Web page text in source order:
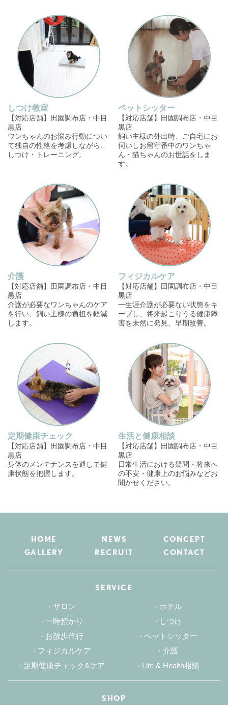
しつけ教室
【対応店舗】田園調布店・中目
黒店
ワンちゃんのお悩み行動につい
て独自の性格を考慮しながら、
しつけ・トレーニング。
ペットシッター
【対応店舗】田園調布店・中目
黒店
飼い主様の外出時、ご自宅にお
伺いしお留守番中のワンちゃ
ん・猫ちゃんのお世話をしま
す。
介護
【対応店舗】田園調布店・中目
黒店
介護が必要なワンちゃんのケア
を行い、飼い主様の負担を軽減
します。
フィジカルケア
【対応店舗】田園調布店・中目
黒店
一生涯介護が必要ない状態をキ
ープし、将来起こりうる健康障
害を未然に発見、早期改善。
定期健康チェック
【対応店舗】田園調布店・中目
黒店
身体のメンテナンスを通して健
康状態を把握します。
生活と健康相談
【対応店舗】田園調布店・中目
黒店
日常生活における疑問・将来へ
の不安・健康上のお悩みなどお
聞かせください。
HOME NEWS
CONCEPT
GALLERY
RECRUIT CONTACT
SERVICE
サロン
ホテル
一時預かり
しつけ
お散歩代行
ペットシッター
フィジカルケア
介護
定期健康チェック&ケア
Life & Health相談
SHOP